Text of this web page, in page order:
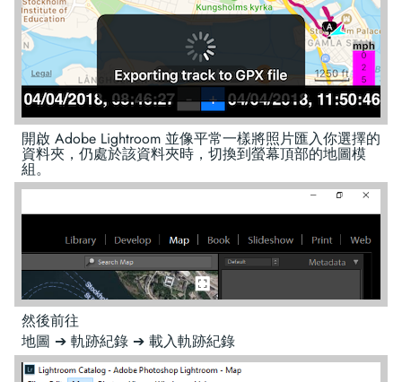
開啟 Adobe Lightroom 並像平常一樣將照片匯入你選擇的
資料夾，仍處於該資料夾時，切換到螢幕頂部的地圖模
組。
然後前往
地圖 ➔ 軌跡紀錄 ➔ 載入軌跡紀錄